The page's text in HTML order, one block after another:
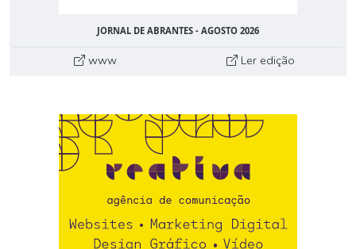
JORNAL DE ABRANTES - AGOSTO 2026
www Ler edição